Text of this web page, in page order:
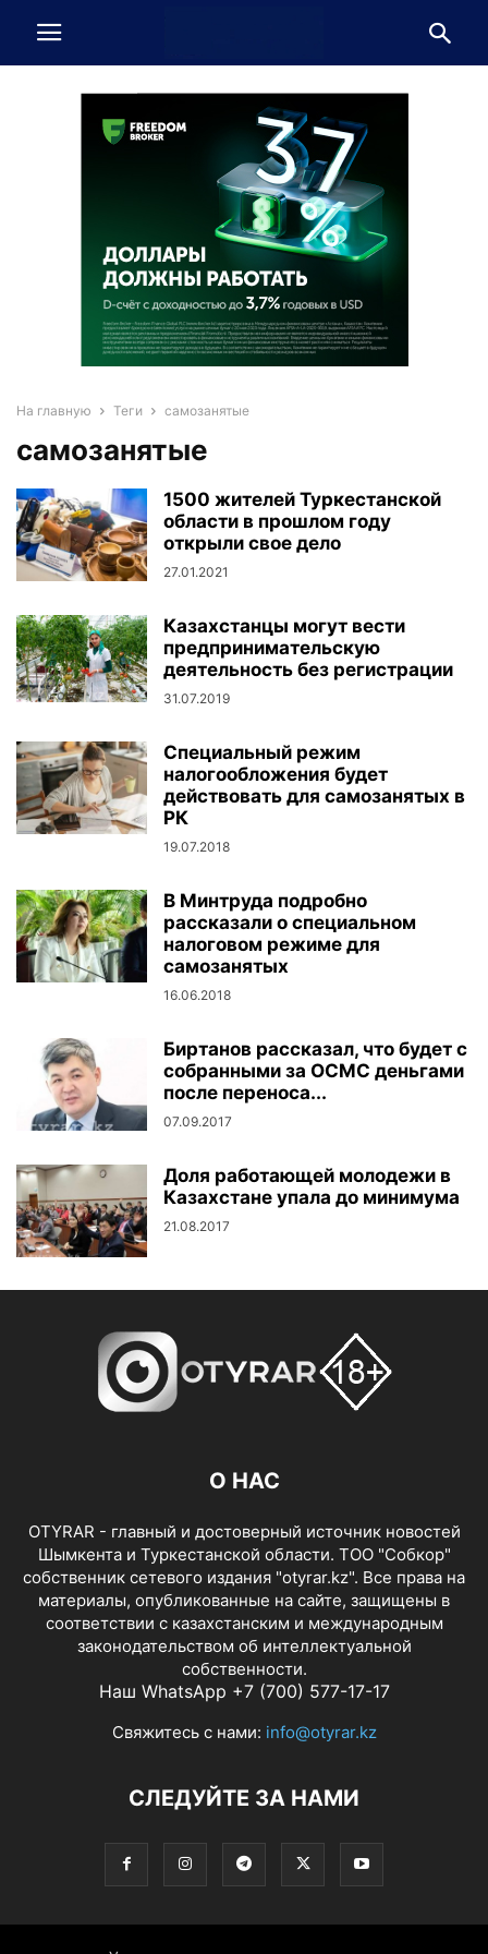
На главную Теги самозанятые
самозанятые
1500 жителей Туркестанской
области в прошлом году
открыли свое дело
27.01.2021
Казахстанцы могут вести
предпринимательскую
деятельность без регистрации
31.07.2019
Специальный режим
налогообложения будет
действовать для самозанятых в
РК
19.07.2018
В Минтруда подробно
рассказали о специальном
налоговом режиме для
самозанятых
16.06.2018
Биртанов рассказал, что будет с
собранными за ОСМС деньгами
после переноса...
07.09.2017
Доля работающей молодежи в
Казахстане упала до минимума
21.08.2017
О НАС
OTYRAR - главный и достоверный источник новостей
Шымкента и Туркестанской области. ТОО "Собкор"
собственник сетевого издания "otyrar.kz". Все права на
материалы, опубликованные на сайте, защищены в
соответствии с казахстанским и международным
законодательством об интеллектуальной
собственности.
Наш WhatsApp +7 (700) 577-17-17
Свяжитесь с нами: info@otyrar.kz
СЛЕДУЙТЕ ЗА НАМИ